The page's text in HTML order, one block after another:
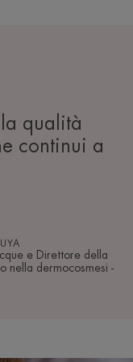
qualità
continui a
e Direttore della
nella dermocosmesi -